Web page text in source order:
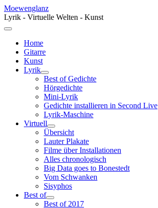
Moewenglanz
Lyrik - Virtuelle Welten - Kunst
Home
Gitarre
Kunst
Lyrik
Best of Gedichte
Hörgedichte
Mini-Lyrik
Gedichte installieren in Second Live
Lyrik-Maschine
Virtuell
Übersicht
Lauter Plakate
Filme über Installationen
Alles chronologisch
Big Data goes to Bonestedt
Vom Schwanken
Sisyphos
Best of
Best of 2017